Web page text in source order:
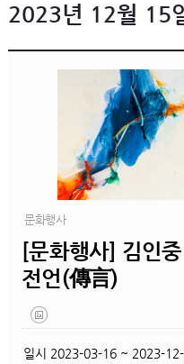
2023년 12월 15
문화행사
[문화행사] 김인
전언(傳言)
일시 2023-03-16 ~ 2023-